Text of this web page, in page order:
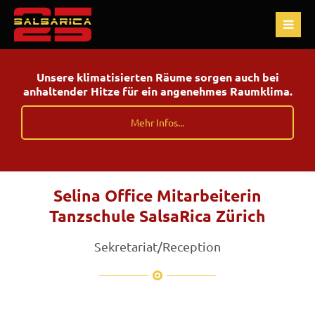
Unsere klimatisierten Räume sorgen auch bei
anhaltender Hitze für ein angenehmes Raumklima.
Mehr Infos...
Selina Office Mitarbeiterin
Tanzschule SalsaRica Zürich
Sekretariat/Reception